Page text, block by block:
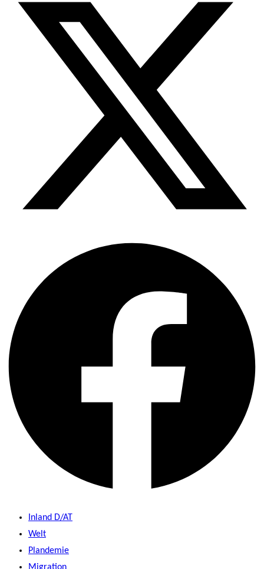
Inland D/AT
Welt
Plandemie